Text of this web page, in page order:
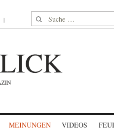
Suche nach:
MEINUNGEN VIDEOS